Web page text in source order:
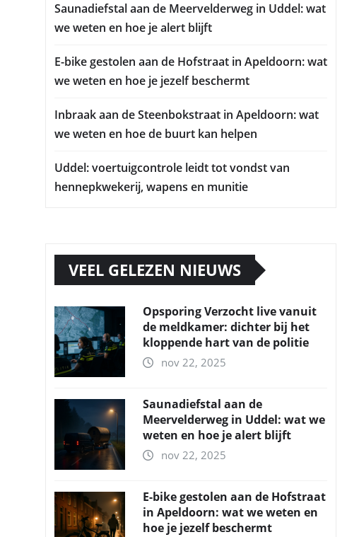
Saunadiefstal aan de Meervelderweg in Uddel: wat
we weten en hoe je alert blijft
E-bike gestolen aan de Hofstraat in Apeldoorn: wat
we weten en hoe je jezelf beschermt
Inbraak aan de Steenbokstraat in Apeldoorn: wat
we weten en hoe de buurt kan helpen
Uddel: voertuigcontrole leidt tot vondst van
hennepkwekerij, wapens en munitie
VEEL GELEZEN NIEUWS
Opsporing Verzocht live vanuit
de meldkamer: dichter bij het
kloppende hart van de politie
nov 22, 2025
Saunadiefstal aan de
Meervelderweg in Uddel: wat we
weten en hoe je alert blijft
nov 22, 2025
E-bike gestolen aan de Hofstraat
in Apeldoorn: wat we weten en
hoe je jezelf beschermt